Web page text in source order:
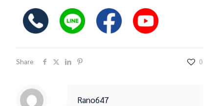
Share 0
Rano647